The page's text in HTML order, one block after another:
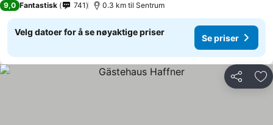
9,0 Fantastisk 741 0.3 km til Sentrum
Velg datoer for å se nøyaktige priser
Se priser
Del